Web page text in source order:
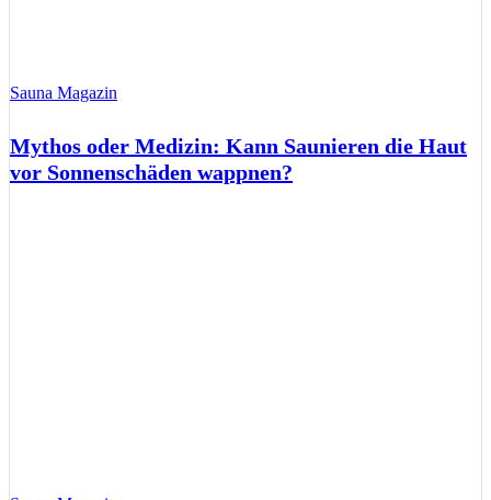
Sauna Magazin
Mythos oder Medizin: Kann Saunieren die Haut
vor Sonnenschäden wappnen?